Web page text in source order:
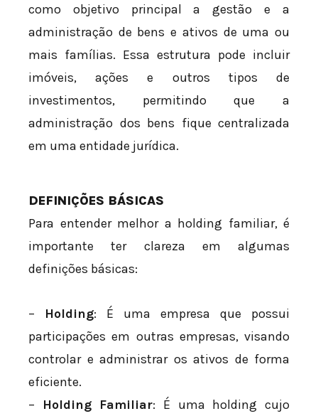
como objetivo principal a gestão e a
administração de bens e ativos de uma ou
mais famílias. Essa estrutura pode incluir
imóveis, ações e outros tipos de
investimentos, permitindo que a
administração dos bens fique centralizada
em uma entidade jurídica.
DEFINIÇÕES BÁSICAS
Para entender melhor a holding familiar, é
importante ter clareza em algumas
definições básicas:
– Holding: É uma empresa que possui
participações em outras empresas, visando
controlar e administrar os ativos de forma
eficiente.
–
Holding Familiar: É uma holding cujo